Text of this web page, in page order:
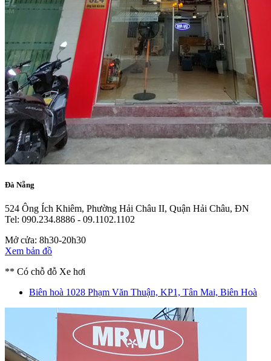
Đà Nẵng
524 Ông Ích Khiêm, Phường Hải Châu II, Quận Hải Châu, ĐN
Tel: 090.234.8886 - 09.1102.1102
Mở cửa: 8h30-20h30
Xem bản đồ
** Có chỗ đỗ Xe hơi
Biên hoà 1028 Phạm Văn Thuận, KP1, Tân Mai, Biên Hoà